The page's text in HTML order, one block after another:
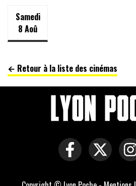
Samedi
8 Aoû
← Retour à la liste des cinémas